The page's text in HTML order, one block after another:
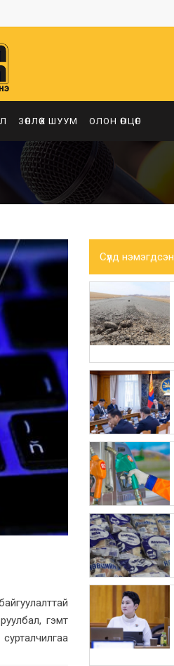
ЗӨВЛӨХ ШУУМ ОЛОН ӨНЦӨГ
гэмт
Сүүлд нэмэгдсэн